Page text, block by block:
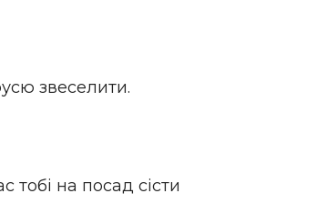
звеселити.
тобі на посад сісти